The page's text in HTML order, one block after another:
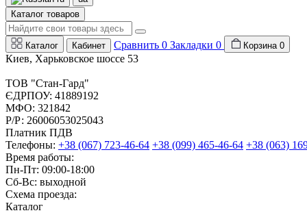
Каталог товаров
Каталог Кабинет Сравнить 0 Закладки 0 Корзина 0
Киев, Харьковское шоссе 53
ТОВ "Стан-Гард"
ЄДРПОУ: 41889192
МФО: 321842
Р/Р: 26006053025043
Платник ПДВ
Телефоны: +38 (067) 723-46-64 +38 (099) 465-46-64 +38 (063)
Время работы:
Пн-Пт: 09:00-18:00
Сб-Вс: выходной
Схема проезда:
Каталог